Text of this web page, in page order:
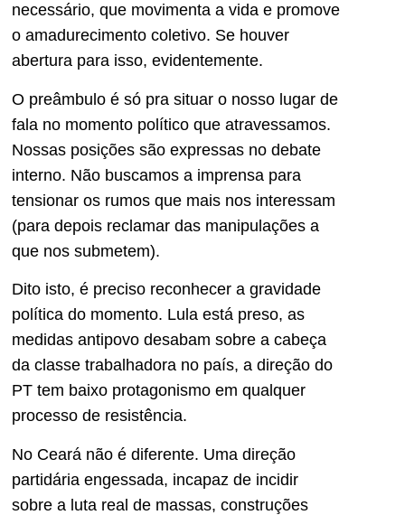
necessário, que movimenta a vida e promove
o amadurecimento coletivo. Se houver
abertura para isso, evidentemente.
O preâmbulo é só pra situar o nosso lugar de
fala no momento político que atravessamos.
Nossas posições são expressas no debate
interno. Não buscamos a imprensa para
tensionar os rumos que mais nos interessam
(para depois reclamar das manipulações a
que nos submetem).
Dito isto, é preciso reconhecer a gravidade
política do momento. Lula está preso, as
medidas antipovo desabam sobre a cabeça
da classe trabalhadora no país, a direção do
PT tem baixo protagonismo em qualquer
processo de resistência.
No Ceará não é diferente. Uma direção
partidária engessada, incapaz de incidir
sobre a luta real de massas, construções